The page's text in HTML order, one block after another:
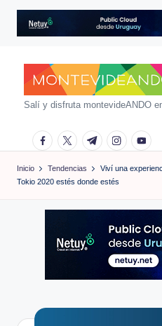
m
n
t
n
Salí y disfruta montevideANDO
facebook.com
twitter.com
t.me
Inicio Tendencias
Viví una
Tokio 2020 estés donde estés